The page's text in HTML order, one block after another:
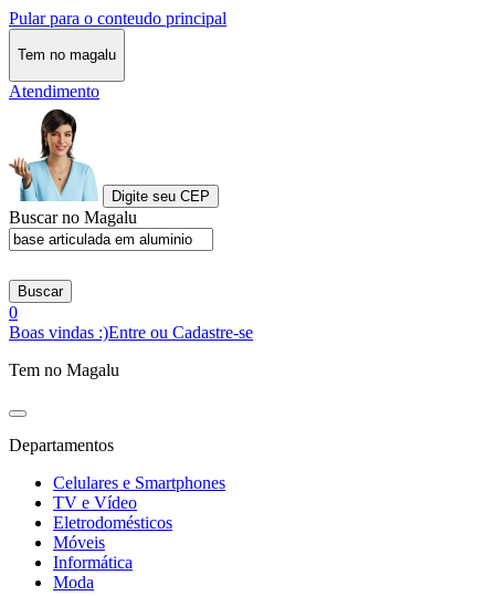
Pular para o conteudo principal
Tem no magalu
Atendimento
Digite seu CEP
Buscar no Magalu
Buscar
0
Boas vindas :)Entre ou Cadastre-se
Tem no Magalu
Departamentos
Celulares e Smartphones
TV e Vídeo
Eletrodomésticos
Móveis
Informática
Moda